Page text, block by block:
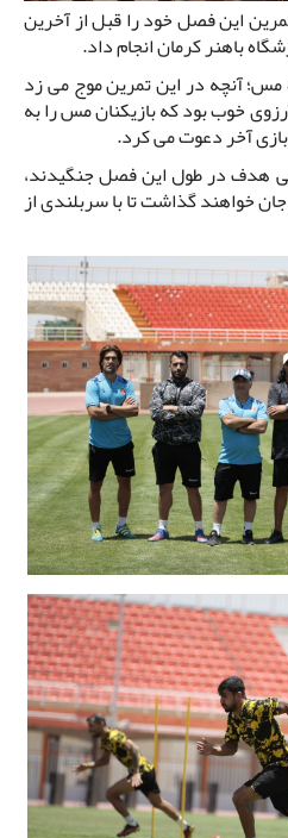
این فصل خود را قبل از آخرین
باهنر کرمان انجام داد.
آنچه در این تمرین موج می زد
خوب بود که بازیکنان مس را به
بازی آخر دعوت می کرد.
هدف در طول این فصل جنگیدند،
خواهند گذاشت تا با سربلندی از